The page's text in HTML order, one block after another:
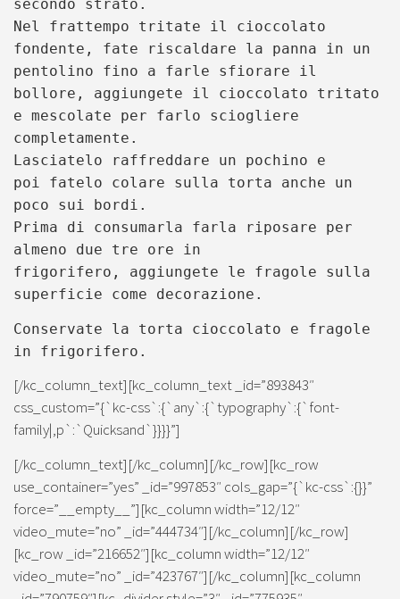
secondo strato.
Nel frattempo tritate il cioccolato
fondente, fate riscaldare la panna in un
pentolino fino a farle sfiorare il
bollore, aggiungete il cioccolato tritato
e mescolate per farlo sciogliere
completamente.
Lasciatelo raffreddare un pochino e
poi fatelo colare sulla torta anche un
poco sui bordi.
Prima di consumarla farla riposare per
almeno due tre ore in
frigorifero, aggiungete le fragole sulla
superficie come decorazione.
Conservate la torta cioccolato e fragole
in frigorifero.
[/kc_column_text][kc_column_text _id=”893843″
css_custom=”{`kc-css`:{`any`:{`typography`:{`font-
family|,p`:`Quicksand`}}}}”]
[/kc_column_text][/kc_column][/kc_row][kc_row
use_container=”yes” _id=”997853″ cols_gap=”{`kc-css`:{}}”
force=”__empty__”][kc_column width=”12/12″
video_mute=”no” _id=”444734″][/kc_column][/kc_row]
[kc_row _id=”216652″][kc_column width=”12/12″
video_mute=”no” _id=”423767″][/kc_column][kc_column